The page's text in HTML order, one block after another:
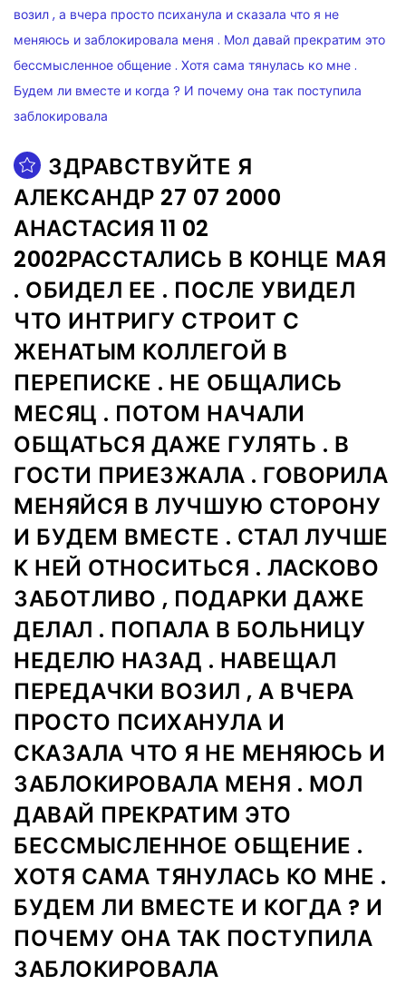
ЗДРАВСТВУЙТЕ Я
АЛЕКСАНДР 27 07 2000
АНАСТАСИЯ 11 02
2002РАССТАЛИСЬ В КОНЦЕ МАЯ
. ОБИДЕЛ ЕЕ . ПОСЛЕ УВИДЕЛ
ЧТО ИНТРИГУ СТРОИТ С
ЖЕНАТЫМ КОЛЛЕГОЙ В
ПЕРЕПИСКЕ . НЕ ОБЩАЛИСЬ
МЕСЯЦ . ПОТОМ НАЧАЛИ
ОБЩАТЬСЯ ДАЖЕ ГУЛЯТЬ . В
ГОСТИ ПРИЕЗЖАЛА . ГОВОРИЛА
МЕНЯЙСЯ В ЛУЧШУЮ СТОРОНУ
И БУДЕМ ВМЕСТЕ . СТАЛ ЛУЧШЕ
К НЕЙ ОТНОСИТЬСЯ . ЛАСКОВО
ЗАБОТЛИВО , ПОДАРКИ ДАЖЕ
ДЕЛАЛ . ПОПАЛА В БОЛЬНИЦУ
НЕДЕЛЮ НАЗАД . НАВЕЩАЛ
ПЕРЕДАЧКИ ВОЗИЛ , А ВЧЕРА
ПРОСТО ПСИХАНУЛА И
СКАЗАЛА ЧТО Я НЕ МЕНЯЮСЬ И
ЗАБЛОКИРОВАЛА МЕНЯ . МОЛ
ДАВАЙ ПРЕКРАТИМ ЭТО
БЕССМЫСЛЕННОЕ ОБЩЕНИЕ .
ХОТЯ САМА ТЯНУЛАСЬ КО МНЕ .
БУДЕМ ЛИ ВМЕСТЕ И КОГДА ? И
ПОЧЕМУ ОНА ТАК ПОСТУПИЛА
ЗАБЛОКИРОВАЛА